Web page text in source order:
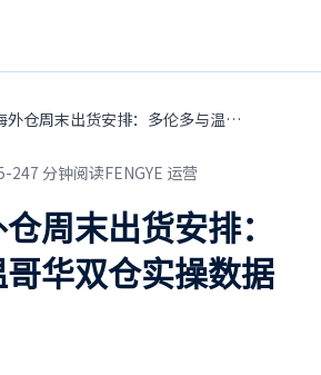
加拿大海外仓周末出货安排：多伦多与温哥华双仓实操数据
247 分钟阅读FENGYE 运营
周末出货安排：
华双仓实操数据